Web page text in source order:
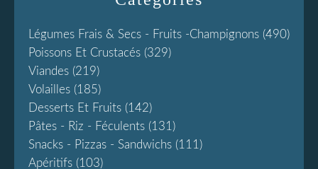
Légumes Frais & Secs - Fruits -champignons (490)
Poissons Et Crustacés (329)
Viandes (219)
Volailles (185)
Desserts Et Fruits (142)
Pâtes - Riz - Féculents (131)
Snacks - Pizzas - Sandwichs (111)
Apéritifs (103)